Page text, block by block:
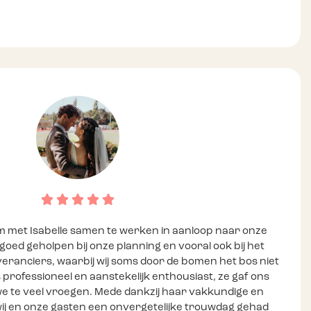
met Isabelle samen te werken in aanloop naar onze
geholpen bij onze planning en vooral ook bij het
waarbij wij soms door de bomen het bos niet
professioneel en aanstekelijk enthousiast, ze gaf ons
te veel vroegen. Mede dankzij haar vakkundige en
en onze gasten een onvergetelijke trouwdag gehad